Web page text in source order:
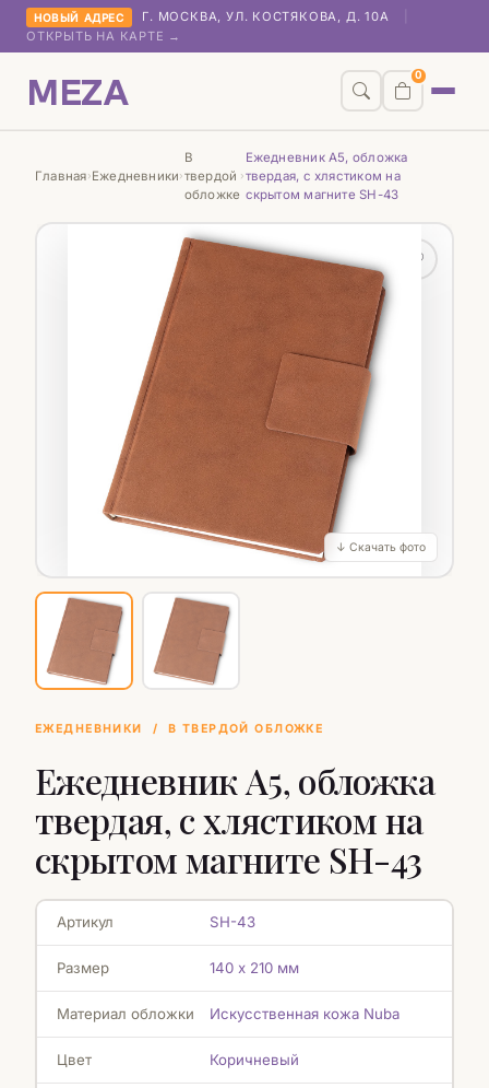
НОВЫЙ АДРЕС Г. МОСКВА, УЛ. КОСТЯКОВА, Д. 10А
ОТКРЫТЬ НА КАРТЕ →
MEZA 0
Главная›Ежедневники›
В
твердой
обложке
›
Ежедневник А5, обложка
твердая, с хлястиком на
скрытом магните SH-43
♡
↓ Скачать фото
ЕЖЕДНЕВНИКИ / В ТВЕРДОЙ ОБЛОЖКЕ
Ежедневник А5, обложка
твердая, с хлястиком на
скрытом магните SH-43
Артикул SH-43
Размер 140 х 210 мм
Материал обложки Искусственная кожа Nuba
Цвет Коричневый